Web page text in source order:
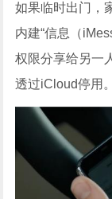
如果临时出门，
内建“信息（
权限分享给另一
透过iCloud停用。